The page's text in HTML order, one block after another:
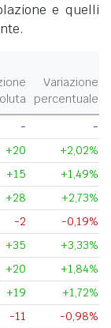
e quelli
Variazione
percentuale
-
-
+20
+2,02%
+15
+1,49%
+28
+2,73%
-2
-0,19%
+35
+3,33%
+20
+1,84%
+19
+1,72%
-11
-0,98%